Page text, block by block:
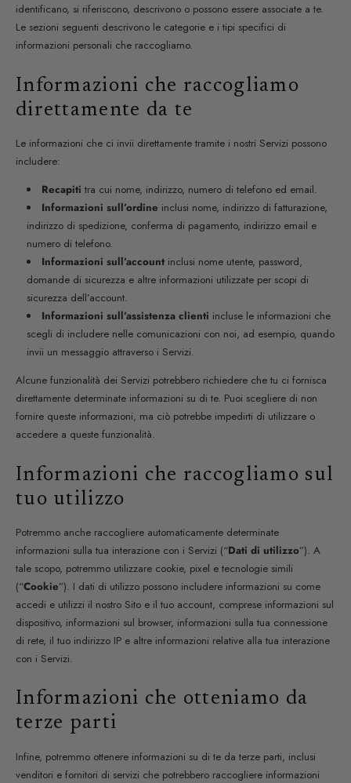
identificano, si riferiscono, descrivono o possono essere associate a te.
Le sezioni seguenti descrivono le categorie e i tipi specifici di
informazioni personali che raccogliamo.
Informazioni che raccogliamo
direttamente da te
Le informazioni che ci invii direttamente tramite i nostri Servizi possono
includere:
Recapiti tra cui nome, indirizzo, numero di telefono ed email.
Informazioni sull’ordine inclusi nome, indirizzo di fatturazione,
indirizzo di spedizione, conferma di pagamento, indirizzo email e
numero di telefono.
Informazioni sull’account inclusi nome utente, password,
domande di sicurezza e altre informazioni utilizzate per scopi di
sicurezza dell’account.
Informazioni sull’assistenza clienti incluse le informazioni che
scegli di includere nelle comunicazioni con noi, ad esempio, quando
invii un messaggio attraverso i Servizi.
Alcune funzionalità dei Servizi potrebbero richiedere che tu ci fornisca
direttamente determinate informazioni su di te. Puoi scegliere di non
fornire queste informazioni, ma ciò potrebbe impedirti di utilizzare o
accedere a queste funzionalità.
Informazioni che raccogliamo sul
tuo utilizzo
Potremmo anche raccogliere automaticamente determinate
informazioni sulla tua interazione con i Servizi (“Dati di utilizzo”). A
tale scopo, potremmo utilizzare cookie, pixel e tecnologie simili
(“Cookie”). I dati di utilizzo possono includere informazioni su come
accedi e utilizzi il nostro Sito e il tuo account, comprese informazioni sul
dispositivo, informazioni sul browser, informazioni sulla tua connessione
di rete, il tuo indirizzo IP e altre informazioni relative alla tua interazione
con i Servizi.
Informazioni che otteniamo da
terze parti
Infine, potremmo ottenere informazioni su di te da terze parti, inclusi
venditori e fornitori di servizi che potrebbero raccogliere informazioni